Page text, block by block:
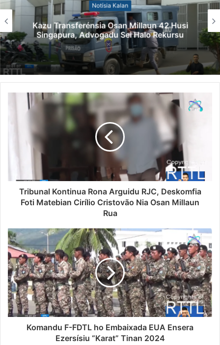
Notísia Kalan
Kazu Transferénsia Osan Millaun 42 Husi
Singapura, Advogadu Sei Halo Rekursu
Tribunal Kontinua Rona Arguidu RJC, Deskomfia
Foti Matebian Cirílio Cristovão Nia Osan Millaun
Rua
Komandu F-FDTL ho Embaixada EUA Ensera
Ezersísiu “Karat” Tinan 2024